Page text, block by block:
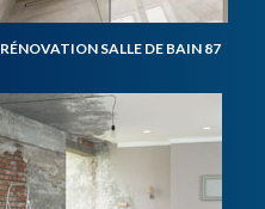
RÉNOVATION SALLE DE BAIN 87